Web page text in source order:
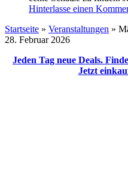
Hinterlasse einen
Startseite » Veranstaltungen »
28. Februar 2026
Jeden Tag neue Deals.
Jetzt